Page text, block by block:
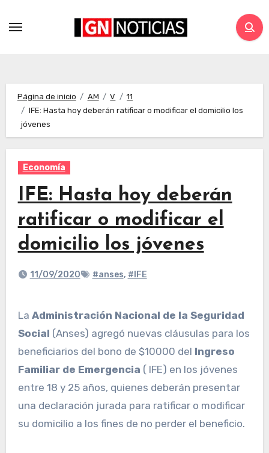
Página de inicio AM V
11
IFE: Hasta hoy deberán ratificar o modificar el domicilio los
jóvenes
Economía
IFE: Hasta hoy deberán
ratificar o modificar el
domicilio los jóvenes
11/09/2020 #anses, #IFE
La Administración Nacional de la Seguridad
Social (Anses) agregó nuevas cláusulas para los
beneficiarios del bono de $10000 del Ingreso
Familiar de Emergencia ( IFE) en los jóvenes
entre 18 y 25 años, quienes deberán presentar
una declaración jurada para ratificar o modificar
su domicilio a los fines de no perder el beneficio.